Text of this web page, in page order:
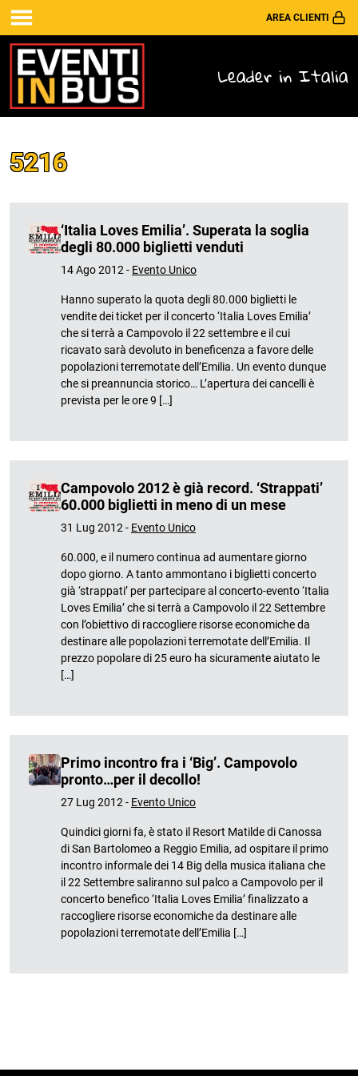
AREA CLIENTI
Leader in Italia
5216
‘Italia Loves Emilia’. Superata la soglia
degli 80.000 biglietti venduti
14 Ago 2012 - Evento Unico
Hanno superato la quota degli 80.000 biglietti le
vendite dei ticket per il concerto ‘Italia Loves Emilia’
che si terrà a Campovolo il 22 settembre e il cui
ricavato sarà devoluto in beneficenza a favore delle
popolazioni terremotate dell’Emilia. Un evento dunque
che si preannuncia storico… L’apertura dei cancelli è
prevista per le ore 9 […]
Campovolo 2012 è già record. ‘Strappati’
60.000 biglietti in meno di un mese
31 Lug 2012 - Evento Unico
60.000, e il numero continua ad aumentare giorno
dopo giorno. A tanto ammontano i biglietti concerto
già ‘strappati’ per partecipare al concerto-evento ‘Italia
Loves Emilia’ che si terrà a Campovolo il 22 Settembre
con l’obiettivo di raccogliere risorse economiche da
destinare alle popolazioni terremotate dell’Emilia. Il
prezzo popolare di 25 euro ha sicuramente aiutato le
[…]
Primo incontro fra i ‘Big’. Campovolo
pronto…per il decollo!
27 Lug 2012 - Evento Unico
Quindici giorni fa, è stato il Resort Matilde di Canossa
di San Bartolomeo a Reggio Emilia, ad ospitare il primo
incontro informale dei 14 Big della musica italiana che
il 22 Settembre saliranno sul palco a Campovolo per il
concerto benefico ‘Italia Loves Emilia’ finalizzato a
raccogliere risorse economiche da destinare alle
popolazioni terremotate dell’Emilia […]